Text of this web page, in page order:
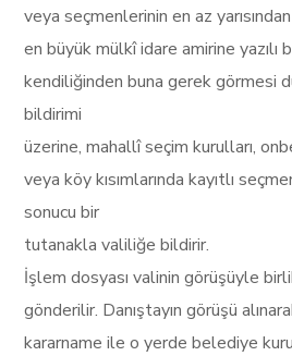
veya seçmenlerinin en az
en büyük mülkî idare amirine yazılı
kendiliğinden buna gerek görmesi
bildirimi
üzerine, mahallî seçim kurulları,
veya köy kısımlarında kayıtlı
sonucu bir
tutanakla valiliğe bildirir.
İşlem dosyası valinin görüşüyle
gönderilir. Danıştayın görüşü
kararname ile o yerde belediye